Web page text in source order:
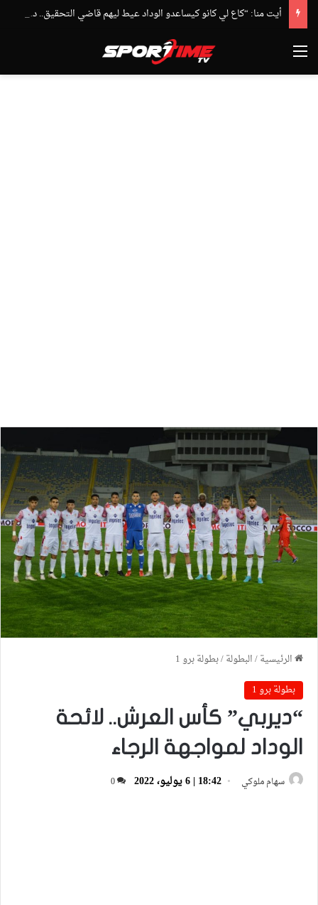
أيت منا: “كاع لي كانو كيساعدو الوداد عيط ليهم قاضي التحقيق.. دابا حتى شي واحد ما بقا باغي يعاون”
القائمة
الرئيسية/البطولة/بطولة برو 1
بطولة برو 1
“ديربي” كأس العرش.. لائحة
الوداد لمواجهة الرجاء
سهام ملوكي 18:42 | 6 يوليو، 2022 0